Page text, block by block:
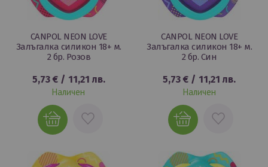
CANPOL NEON LOVE
Залъгалка силикон 18+ м.
2 бр. Розов
5,73 €/ 11,21 лв.
Наличен
ДОБАВИ
ЛЮБИМИ
CANPOL NEON LOVE
Залъгалка силикон 18+ м.
2 бр. Син
5,73 € / 11,21 лв.
Наличен
ДОБАВИ
ЛЮБИМИ